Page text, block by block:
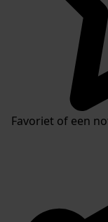
Favoriet of een